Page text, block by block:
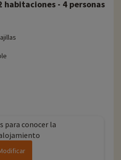
habitaciones - 4 personas
para conocer la